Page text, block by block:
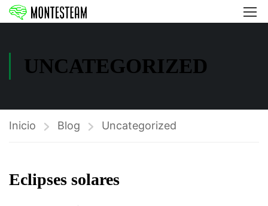
UNCATEGORIZED
Inicio Blog Uncategorized
Eclipses solares